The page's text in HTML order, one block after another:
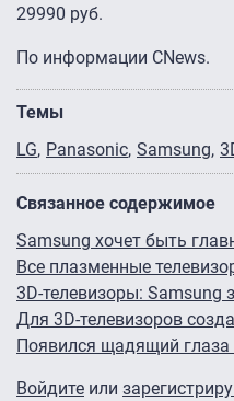
29990 руб.
По информации CNews.
Темы
LG Panasonic Samsung
Связанное содержимое
Samsung хочет быть
Все плазменные
3D-телевизоры: Samsung
Для 3D-телевизоров
Появился щадящий глаза
Войдите или